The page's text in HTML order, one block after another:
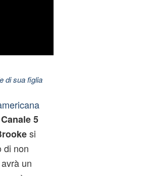
di sua figlia
Canale 5
si
di non
un